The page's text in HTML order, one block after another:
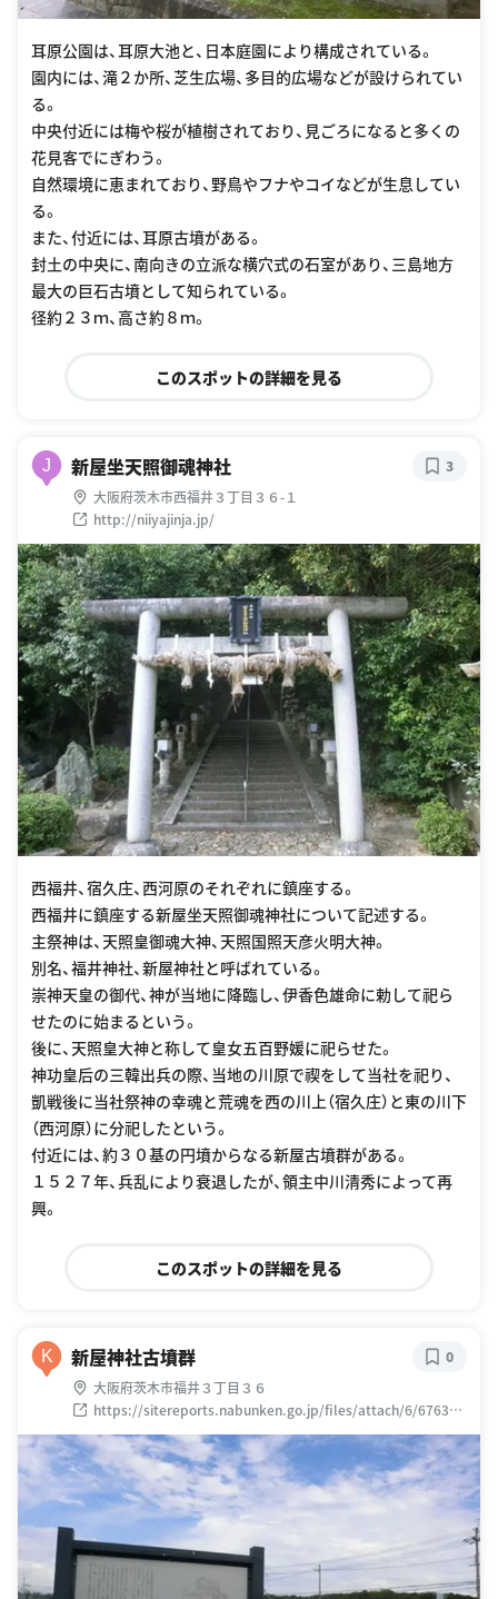
耳原公園は、耳原大池と、日本庭園により構成されている。
園内には、滝２か所、芝生広場、多目的広場などが設けられてい
る。
中央付近には梅や桜が植樹されており、見ごろになると多くの
花見客でにぎわう。
自然環境に恵まれており、野鳥やフナやコイなどが生息してい
る。
また、付近には、耳原古墳がある。
封土の中央に、南向きの立派な横穴式の石室があり、三島地方
最大の巨石古墳として知られている。
径約２３ｍ、高さ約８ｍ。
このスポットの詳細を見る
J 新屋坐天照御魂神社
大阪府茨木市西福井３丁目３６-１
http://niiyajinja.jp/
3
西福井、宿久庄、西河原のそれぞれに鎮座する。
西福井に鎮座する新屋坐天照御魂神社について記述する。
主祭神は、天照皇御魂大神、天照国照天彦火明大神。
別名、福井神社、新屋神社と呼ばれている。
崇神天皇の御代、神が当地に降臨し、伊香色雄命に勅して祀ら
せたのに始まるという。
後に、天照皇大神と称して皇女五百野媛に祀らせた。
神功皇后の三韓出兵の際、当地の川原で禊をして当社を祀り、
凱戦後に当社祭神の幸魂と荒魂を西の川上（宿久庄）と東の川下
（西河原）に分祀したという。
付近には、約３０基の円墳からなる新屋古墳群がある。
１５２７年、兵乱により衰退したが、領主中川清秀によって再
興。
このスポットの詳細を見る
K 新屋神社古墳群
大阪府茨木市福井３丁目３６
https://sitereports.nabunken.go.jp/files/attach/6/6763/5
038_1_%E5%8F%A4%E5%A2%B3.pdf
0